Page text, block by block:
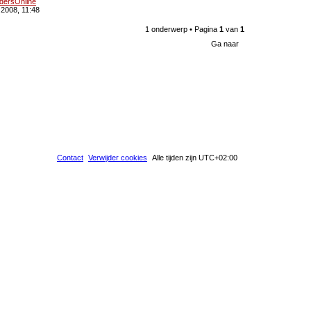
11:48
1 onderwerp • Pagina 1 van 1
Ga naar
Alle tijden zijn UTC+02:00
Verwijder cookies
Contact